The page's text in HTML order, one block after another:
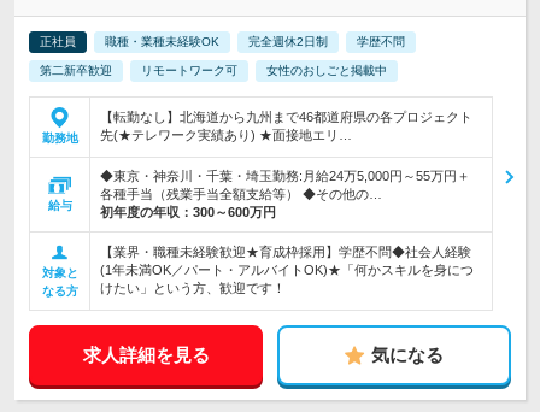
正社員 職種・業種未経験OK 完全週休2日制 学歴不問
第二新卒歓迎 リモートワーク可 女性のおしごと掲載中
勤務地
【転勤なし】北海道から九州まで46都道府県の各プロジェクト
先(★テレワーク実績あり) ★面接地エリ…
給与
◆東京・神奈川・千葉・埼玉勤務:月給24万5,000円～55万円＋
各種手当（残業手当全額支給等） ◆その他の…
初年度の年収： 300～600万円
対象と
なる方
【業界・職種未経験歓迎★育成枠採用】学歴不問◆社会人経験
(1年未満OK／パート・アルバイトOK)★「何かスキルを身につ
けたい」という方、歓迎です！
求人詳細を見る 気になる